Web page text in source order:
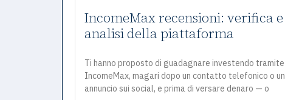
IncomeMax recensioni: verifica e
analisi della piattaforma
Ti hanno proposto di guadagnare investendo tramite
IncomeMax, magari dopo un contatto telefonico o un
annuncio sui social, e prima di versare denaro — o